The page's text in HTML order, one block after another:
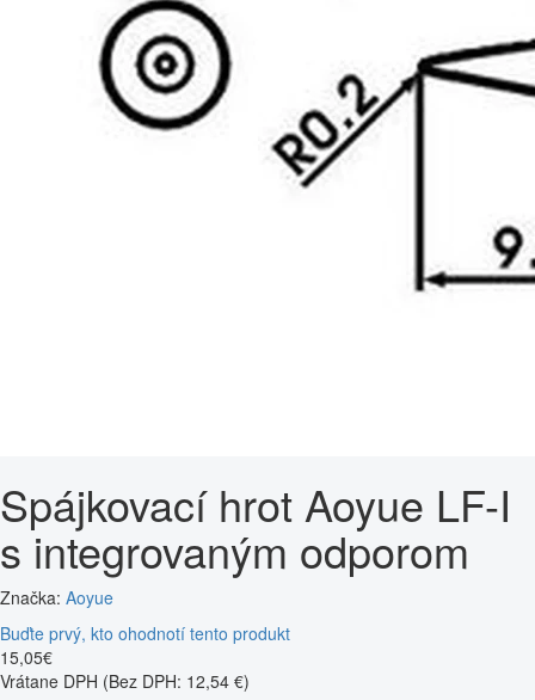
Spájkovací hrot Aoyue LF-I
s integrovaným odporom
Značka: Aoyue
Buďte prvý, kto ohodnotí tento produkt
15,05€
Vrátane DPH (Bez DPH: 12,54 €)